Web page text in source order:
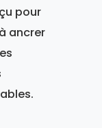
pour
ancrer